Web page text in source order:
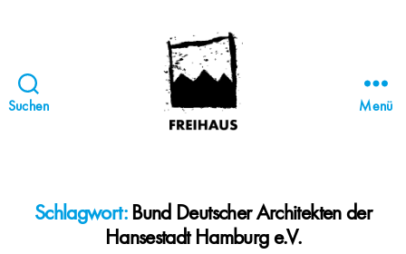
Suchen
STATTBAU
HAMBURG
Menü
Schlagwort: Bund Deutscher Architekten der
Hansestadt Hamburg e.V.